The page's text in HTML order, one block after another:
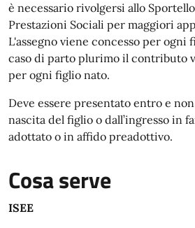
è necessario rivolgersi allo
Prestazioni Sociali per maggiori
L'assegno viene concesso per
caso di parto plurimo il contributo
per ogni figlio nato.
Deve essere presentato entro e
nascita del figlio o dall’ingresso in
adottato o in affido preadottivo.
Cosa serve
ISEE